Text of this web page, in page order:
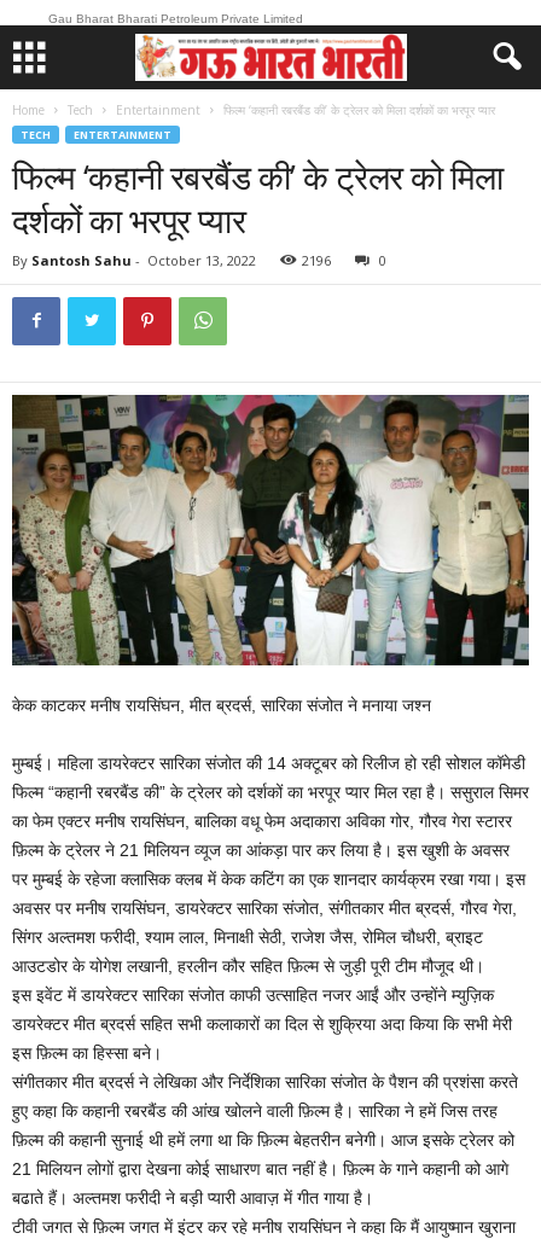
Gau Bharat Bharati Petroleum Private Limited
Home Tech Entertainment फिल्म ‘कहानी रबरबैंड की’ के ट्रेलर को मिला दर्शकों का भरपूर प्यार
TECH ENTERTAINMENT
फिल्म ‘कहानी रबरबैंड की’ के ट्रेलर को मिला
दर्शकों का भरपूर प्यार
By Santosh Sahu - October 13, 2022 2196 0
केक काटकर मनीष रायसिंघन, मीत ब्रदर्स, सारिका संजोत ने मनाया जश्न
मुम्बई। महिला डायरेक्टर सारिका संजोत की 14 अक्टूबर को रिलीज हो रही सोशल कॉमेडी
फिल्म “कहानी रबरबैंड की” के ट्रेलर को दर्शकों का भरपूर प्यार मिल रहा है। ससुराल सिमर
का फेम एक्टर मनीष रायसिंघन, बालिका वधू फेम अदाकारा अविका गोर, गौरव गेरा स्टारर
फ़िल्म के ट्रेलर ने 21 मिलियन व्यूज का आंकड़ा पार कर लिया है। इस खुशी के अवसर
पर मुम्बई के रहेजा क्लासिक क्लब में केक कटिंग का एक शानदार कार्यक्रम रखा गया। इस
अवसर पर मनीष रायसिंघन, डायरेक्टर सारिका संजोत, संगीतकार मीत ब्रदर्स, गौरव गेरा,
सिंगर अल्तमश फरीदी, श्याम लाल, मिनाक्षी सेठी, राजेश जैस, रोमिल चौधरी, ब्राइट
आउटडोर के योगेश लखानी, हरलीन कौर सहित फ़िल्म से जुड़ी पूरी टीम मौजूद थी।
इस इवेंट में डायरेक्टर सारिका संजोत काफी उत्साहित नजर आईं और उन्होंने म्युज़िक
डायरेक्टर मीत ब्रदर्स सहित सभी कलाकारों का दिल से शुक्रिया अदा किया कि सभी मेरी
इस फ़िल्म का हिस्सा बने।
संगीतकार मीत ब्रदर्स ने लेखिका और निर्देशिका सारिका संजोत के पैशन की प्रशंसा करते
हुए कहा कि कहानी रबरबैंड की आंख खोलने वाली फ़िल्म है। सारिका ने हमें जिस तरह
फ़िल्म की कहानी सुनाई थी हमें लगा था कि फ़िल्म बेहतरीन बनेगी। आज इसके ट्रेलर को
21 मिलियन लोगों द्वारा देखना कोई साधारण बात नहीं है। फ़िल्म के गाने कहानी को आगे
बढाते हैं। अल्तमश फरीदी ने बड़ी प्यारी आवाज़ में गीत गाया है।
टीवी जगत से फ़िल्म जगत में इंटर कर रहे मनीष रायसिंघन ने कहा कि मैं आयुष्मान खुराना